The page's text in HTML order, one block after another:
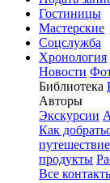
Гостиницы
Мастерские
Соцслужба
Хронология
Новости
Библиотека
Авторы
Экскурсии
Как
путешествие
продукты
Все